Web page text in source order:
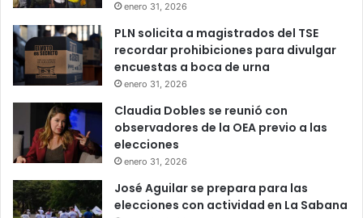
enero 31, 2026
PLN solicita a magistrados del TSE
recordar prohibiciones para divulgar
encuestas a boca de urna
enero 31, 2026
Claudia Dobles se reunió con
observadores de la OEA previo a las
elecciones
enero 31, 2026
José Aguilar se prepara para las
elecciones con actividad en La Sabana